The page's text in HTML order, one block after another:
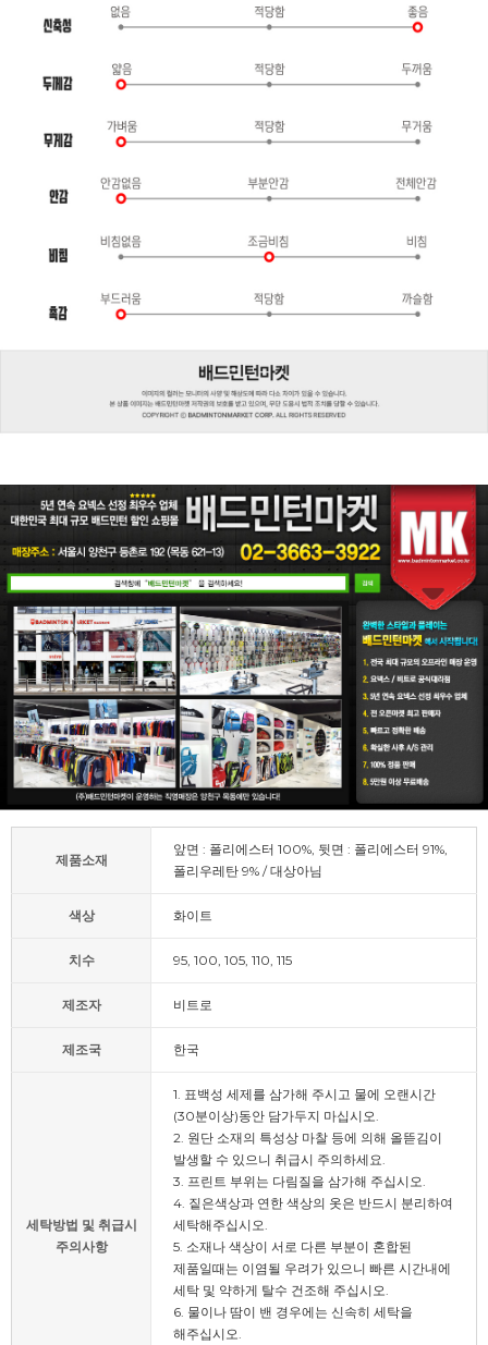
제품소재
앞면 : 폴리에스터 100%, 뒷면 : 폴리에스터 91%,
폴리우레탄 9% / 대상아님
색상 화이트
치수 95, 100, 105, 110, 115
제조자 비트로
제조국 한국
세탁방법 및 취급시
주의사항
1. 표백성 세제를 삼가해 주시고 물에 오랜시간
(30분이상)동안 담가두지 마십시오.
2. 원단 소재의 특성상 마찰 등에 의해 올뜯김이
발생할 수 있으니 취급시 주의하세요.
3. 프린트 부위는 다림질을 삼가해 주십시오.
4. 짙은색상과 연한 색상의 옷은 반드시 분리하여
세탁해주십시오.
5. 소재나 색상이 서로 다른 부분이 혼합된
제품일때는 이염될 우려가 있으니 빠른 시간내에
세탁 및 약하게 탈수 건조해 주십시오.
6. 물이나 땀이 밴 경우에는 신속히 세탁을
해주십시오.